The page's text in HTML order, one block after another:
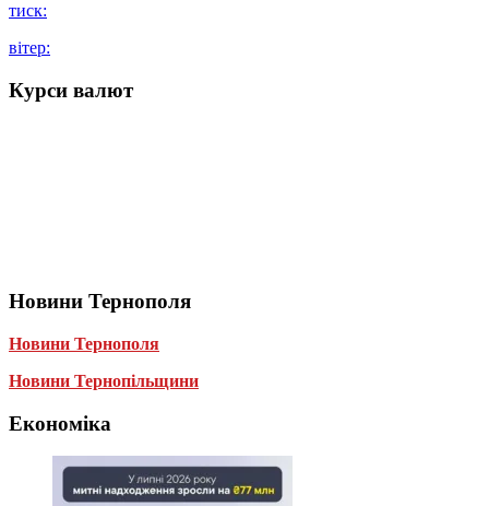
тиск:
вітер:
Курси валют
Новини Тернополя
Новини Тернополя
Новини Тернопільщини
Економіка